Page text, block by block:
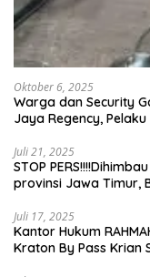
Oktober 6, 2025
Warga dan Security
Jaya Regency,
Juli 21, 2025
STOP
provinsi Jawa Timur,
Juli 17, 2025
Kantor Hukum
Kraton By Pass Krian